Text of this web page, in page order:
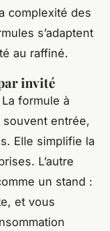
complexité des
s’adaptent
au raffiné.
invité
formule à
souvent entrée,
Elle simplifie la
L’autre
un stand :
et vous